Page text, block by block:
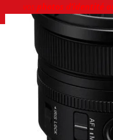
vos photos d’identité